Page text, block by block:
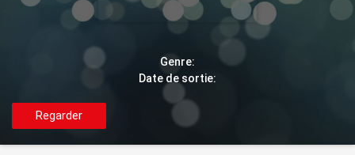
Genre:
Date de sortie:
Regarder